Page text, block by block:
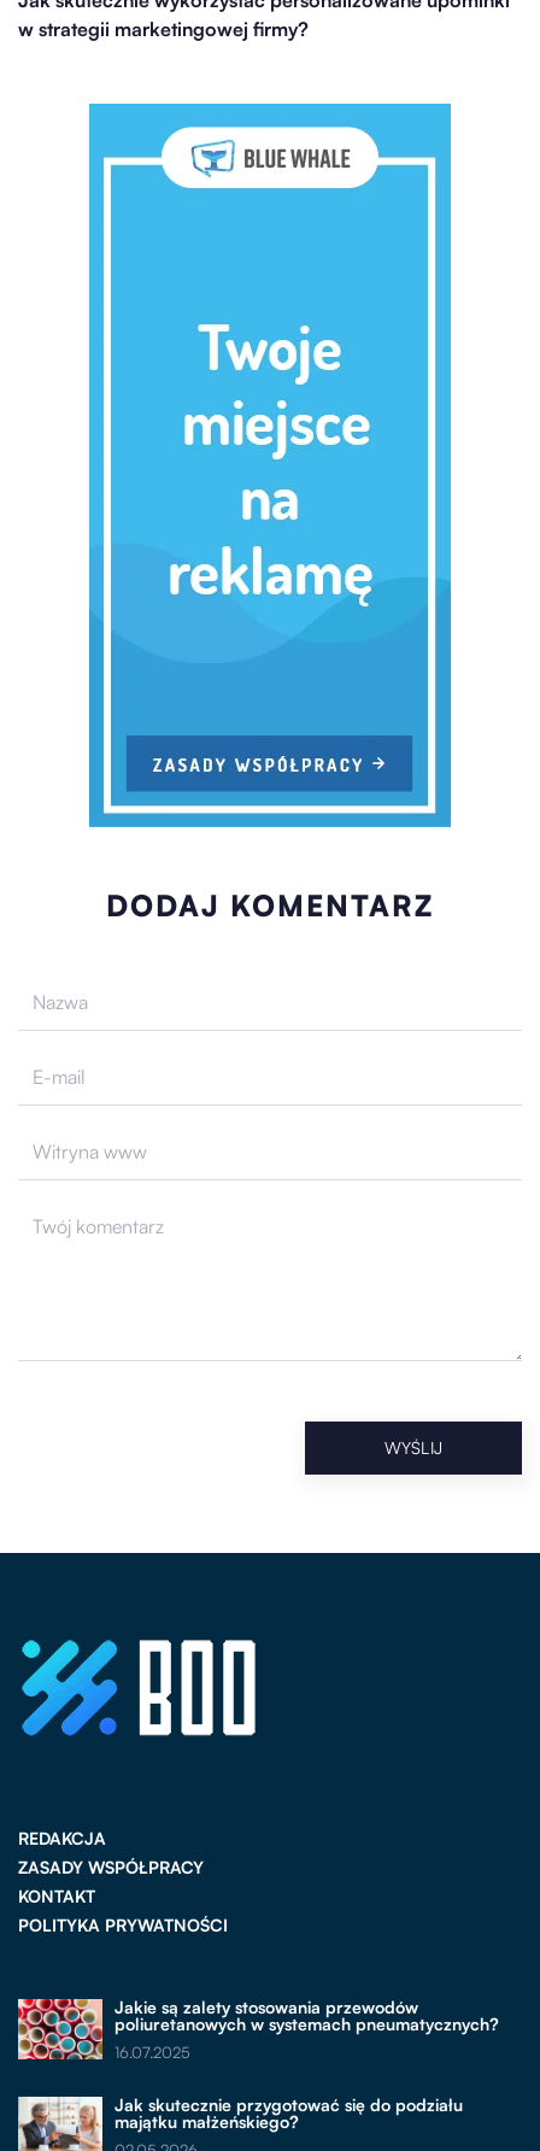
w strategii marketingowej firmy?
DODAJ KOMENTARZ
REDAKCJA
ZASADY WSPÓŁPRACY
KONTAKT
POLITYKA PRYWATNOŚCI
Jakie są zalety stosowania przewodów
poliuretanowych w systemach pneumatycznych?
16.07.2025
Jak skutecznie przygotować się do podziału
majątku małżeńskiego?